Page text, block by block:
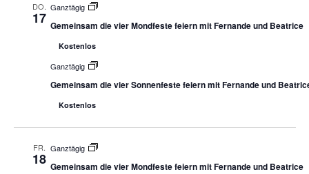
DO.
17
Ganztägig
Gemeinsam die vier Mondfeste feiern mit Fernande und Beatrice
Kostenlos
Ganztägig
Gemeinsam die vier Sonnenfeste feiern mit Fernande und
Kostenlos
FR.
18
Ganztägig
Gemeinsam die vier Mondfeste feiern mit Fernande und Beatrice